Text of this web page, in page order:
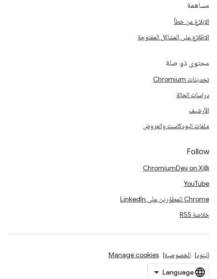
مساهمة
الإبلاغ عن خطأ
الاطّلاع على المشاكل المفتوحة
محتوى ذو صلة
تحديثات Chromium
دراسات الحالة
الأرشيف
ملفات البودكاست والعروض
Follow
@ChromiumDev on X
YouTube
Chrome للمطوّرين على LinkedIn
خلاصة RSS
البنود الخصوصية Manage cookies